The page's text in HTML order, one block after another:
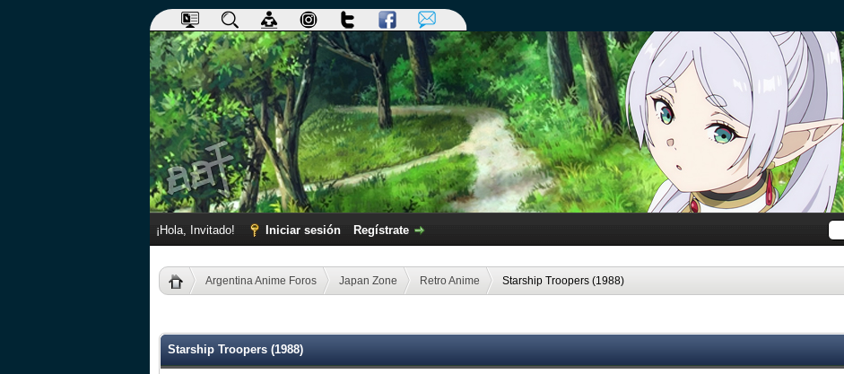
¡Hola, Invitado! Iniciar sesión Regístrate
Argentina Anime Foros Japan Zone Retro Anime Starship Troopers (1988)
Starship Troopers (1988)